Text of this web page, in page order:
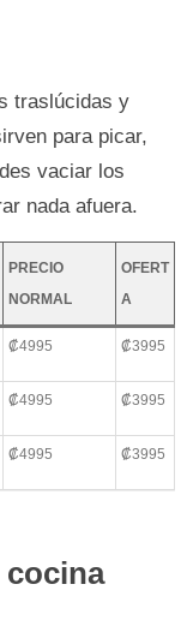
traslúcidas y
para picar,
vaciar los
nada afuera.
PRECIO
NORMAL
OFERT
A
₡4995 ₡3995
₡4995 ₡3995
₡4995 ₡3995
cocina